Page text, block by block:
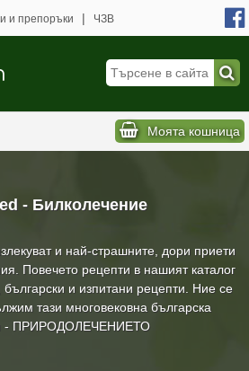
- Билколечение
и най-страшните, дори приети
Повечето рецепти в нашият каталог
и изпитани рецепти. Ние се
тази многовековна българска
- ПРИРОДОЛЕЧЕНИЕТО
и препоръки | ЧЗВ
Моята кошница